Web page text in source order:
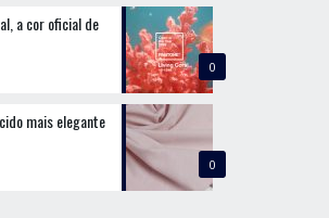
0
a cor oficial de
0
mais elegante